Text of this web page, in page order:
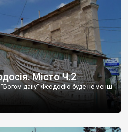
Місто Ч.2
"Богом дану" Феодосію буде не менш